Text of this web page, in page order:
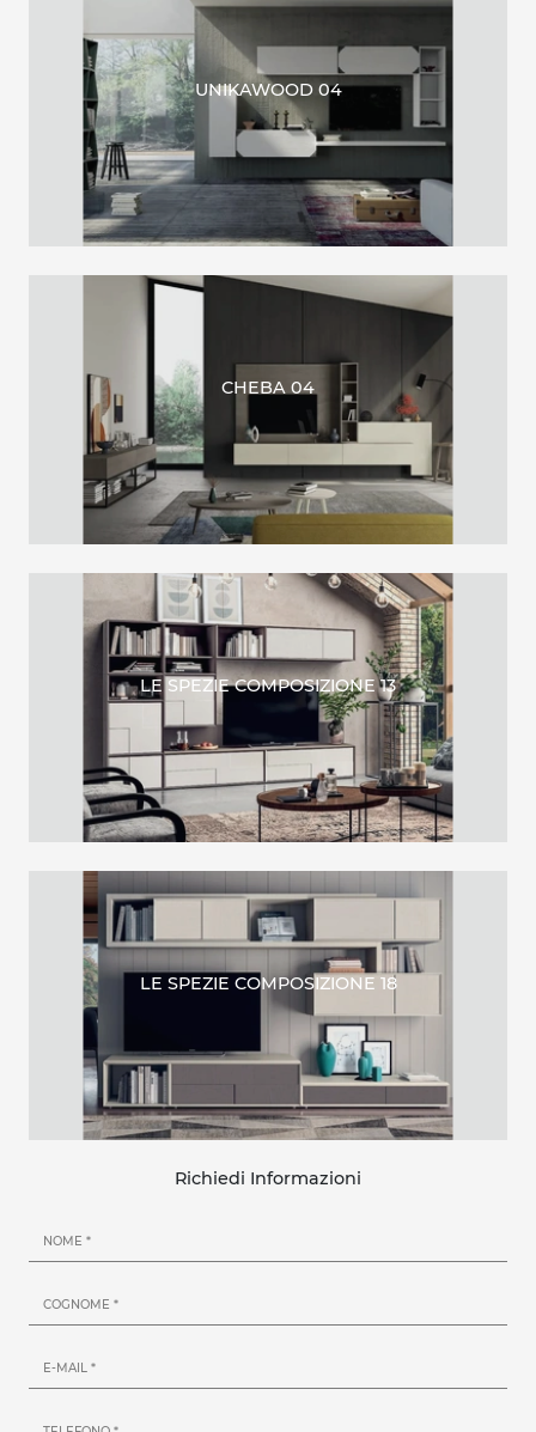
UNIKAWOOD 04
CHEBA 04
LE SPEZIE COMPOSIZIONE 13
LE SPEZIE COMPOSIZIONE 18
Richiedi Informazioni